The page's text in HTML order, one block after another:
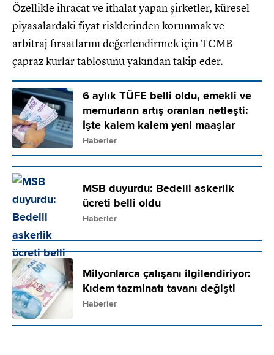
Özellikle ihracat ve ithalat yapan şirketler, küresel
piyasalardaki fiyat risklerinden korunmak ve
arbitraj fırsatlarını değerlendirmek için TCMB
çapraz kurlar tablosunu yakından takip eder.
6 aylık TÜFE belli oldu, emekli ve
memurların artış oranları netleşti:
İşte kalem kalem yeni maaşlar
Haberler
MSB duyurdu: Bedelli askerlik
ücreti belli oldu
Haberler
Milyonlarca çalışanı ilgilendiriyor:
Kıdem tazminatı tavanı değişti
Haberler